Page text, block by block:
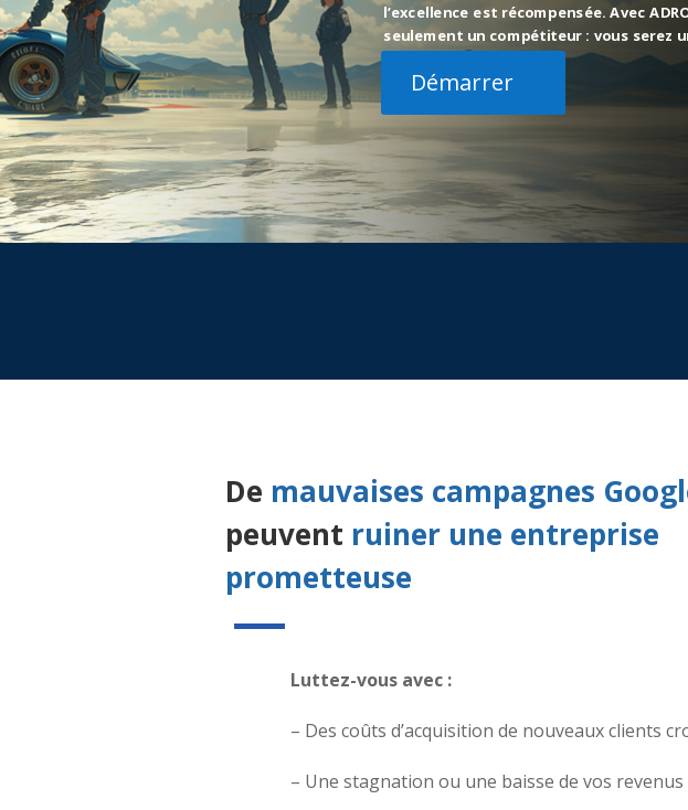
l’excellence est récompensée. Avec
seulement un compétiteur : vous serez
Démarrer
De mauvaises campagnes
peuvent ruiner une entreprise
prometteuse
Luttez-vous avec :
– Des coûts d’acquisition de nouveaux clients
– Une stagnation ou une baisse de vos revenus